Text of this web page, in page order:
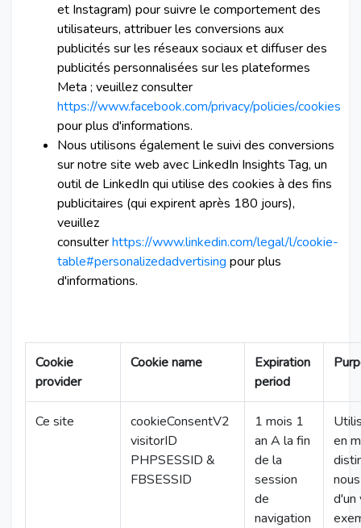
et Instagram) pour suivre le comportement des
utilisateurs, attribuer les conversions aux
publicités sur les réseaux sociaux et diffuser des
publicités personnalisées sur les plateformes
Meta ; veuillez consulter
https://www.facebook.com/privacy/policies/cookies
pour plus d'informations.
Nous utilisons également le suivi des conversions
sur notre site web avec LinkedIn Insights Tag, un
outil de LinkedIn qui utilise des cookies à des fins
publicitaires (qui expirent après 180 jours),
veuillez
consulterhttps://www.linkedin.com/legal/l/cookie-
table#personalizedadvertising pour plus
d'informations.
Cookie
provider
Cookie name
Expiration
period
Ce site
cookieConsentV2
visitorID
PHPSESSID &
FBSESSID
1 mois 1
an A la fin
de la
session
de
navigation
en
d'un